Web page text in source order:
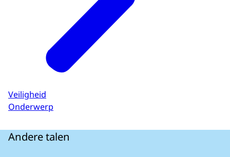
Veiligheid
Onderwerp
Andere talen